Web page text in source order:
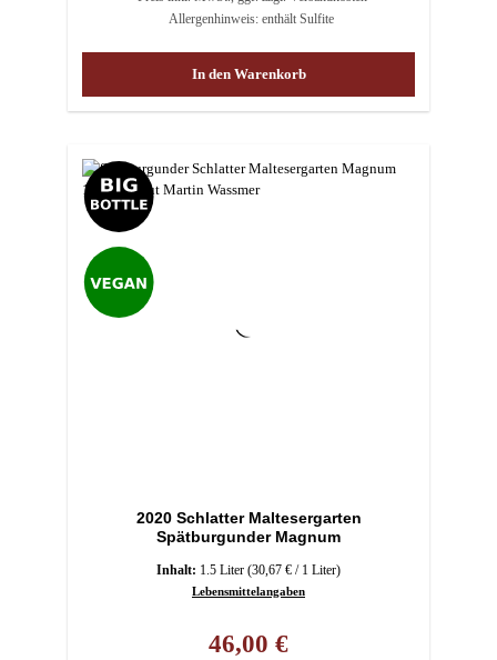
Allergenhinweis: enthält Sulfite
In den Warenkorb
2020 Schlatter Maltesergarten
Spätburgunder Magnum
Inhalt: 1.5 Liter (30,67 € / 1 Liter)
Lebensmittelangaben
46,00 €